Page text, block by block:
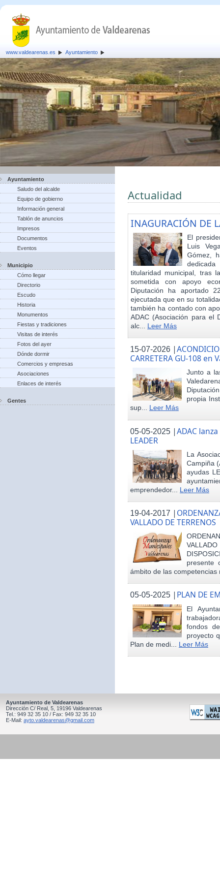
www.valdearenas.es Ayuntamiento
Ayuntamiento
Saludo del alcalde
Equipo de gobierno
Información general
Tablón de anuncios
Impresos
Documentos
Eventos
Municipio
Cómo llegar
Directorio
Escudo
Historia
Monumentos
Fiestas y tradiciones
Visitas de interés
Fotos del ayer
Dónde dormir
Comercios y empresas
Asociaciones
Enlaces de interés
Gentes
Actualidad
INAGURACIÓN DE
El
Luis
Gómez,
titularidad municipal, tras
sometida con apoyo
Diputación ha aportado
ejecutada que en su
también ha contado con
ADAC (Asociación para el
alc... Leer Más
15-07-2026 |
CARRETERA GU-108 en
Junto a
propia
sup... Leer Más
05-05-2025 |ADAC
LEADER
La
Campiña
ayudas
emprendedor... Leer Más
19-04-2017 |
VALLADO DE TERRENOS
presente
ámbito de las
05-05-2025 | PLAN DE
El
fondos
proyecto
Plan de medi... Leer Más
Ayuntamiento de Valdearenas
Dirección C/ Real, 5, 19196 Valdearenas
Tel.: 949 32 35 10 / Fax: 949 32 35 10
E-Mail: ayto.valdearenas@gmail.com